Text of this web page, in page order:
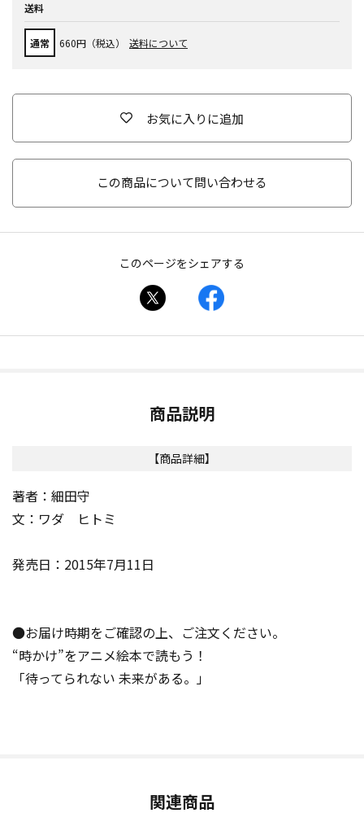
送料
通常 660円（税込） 送料について
お気に入りに追加
この商品について問い合わせる
このページをシェアする
商品説明
【商品詳細】
著者：細田守
文：ワダ ヒトミ
発売日：2015年7月11日
●お届け時期をご確認の上、ご注文ください。
“時かけ”をアニメ絵本で読もう！
「待ってられない 未来がある。」
関連商品